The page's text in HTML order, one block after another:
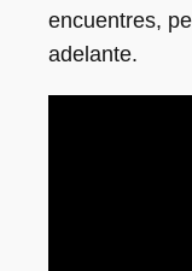
encuentres,
adelante.